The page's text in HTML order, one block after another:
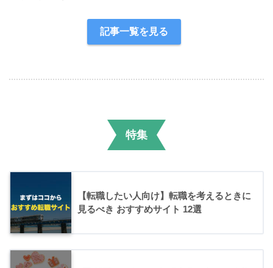
記事一覧を見る
特集
【転職したい人向け】転職を考えるときに
見るべき おすすめサイト 12選